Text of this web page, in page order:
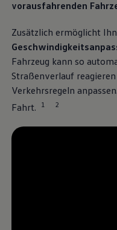
Magazin
Transport
Familie
Pannen- und
Volkswagen
vorausfahrenden
Zusätzlich ermöglicht
Fahrzeug kann so
Straßenverlauf
Verkehrsregeln
Fahrt.
1 2